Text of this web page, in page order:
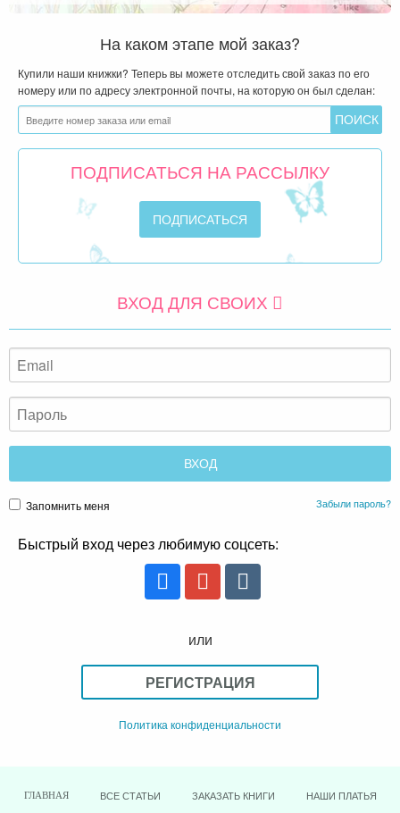
На каком этапе мой заказ?
Купили наши книжки? Теперь вы можете отследить свой заказ по его
номеру или по адресу электронной почты, на которую он был сделан:
ПОДПИСАТЬСЯ НА РАССЫЛКУ
ВХОД ДЛЯ СВОИХ
Запомнить меня Забыли пароль?
Быстрый вход через любимую соцсеть:
или
РЕГИСТРАЦИЯ
Политика конфиденциальности
ГЛАВНАЯ ВСЕ СТАТЬИ ЗАКАЗАТЬ КНИГИ НАШИ ПЛАТЬЯ